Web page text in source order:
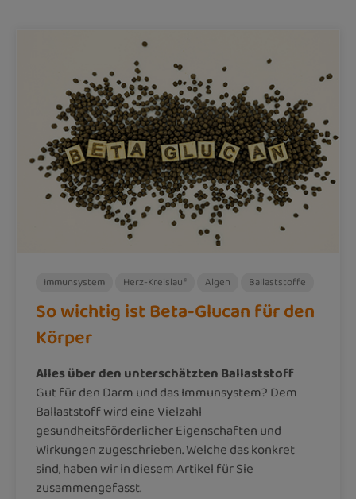
Immunsystem Herz-Kreislauf Algen Ballaststoffe
So wichtig ist Beta-Glucan für den
Körper
Alles über den unterschätzten Ballaststoff
Gut für den Darm und das Immunsystem? Dem
Ballaststoff wird eine Vielzahl
gesundheitsförderlicher Eigenschaften und
Wirkungen zugeschrieben. Welche das konkret
sind, haben wir in diesem Artikel für Sie
zusammengefasst.